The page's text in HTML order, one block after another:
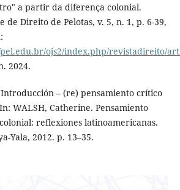
a partir da diferença colonial.
de Direito de Pelotas, v. 5, n. 1, p. 6-39,
ojs2/index.php/revistadireito/
2024.
– (re) pensamiento crítico
WALSH, Catherine. Pensamiento
reflexiones latinoamericanas.
Yala, 2012. p. 13–35.